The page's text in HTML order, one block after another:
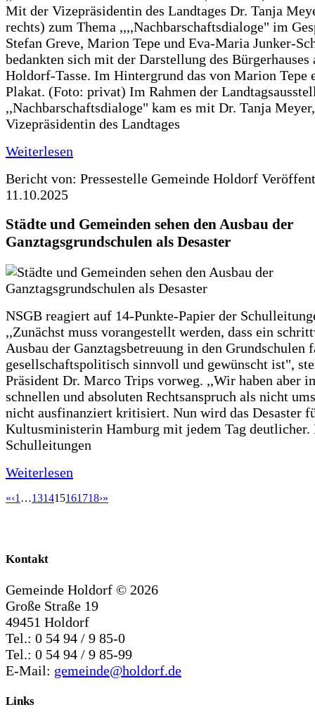
Mit der Vizepräsidentin des Landtages Dr. Tanja
rechts) zum Thema ,,,,Nachbarschaftsdialoge" im
Stefan Greve, Marion Tepe und Eva-Maria Junker-
bedankten sich mit der Darstellung des Bürgerhauses
Holdorf-Tasse. Im Hintergrund das von Marion Tepe
Plakat. (Foto: privat) Im Rahmen der
,,Nachbarschaftsdialoge" kam es mit Dr. Tanja Meyer,
Vizepräsidentin des Landtages
Weiterlesen
Bericht von: Pressestelle Gemeinde Holdorf
11.10.2025
Städte und Gemeinden sehen den Ausbau der
Ganztagsgrundschulen als Desaster
NSGB reagiert auf 14-Punkte-Papier der
,,Zunächst muss vorangestellt werden, dass ein
Ausbau der Ganztagsbetreuung in den Grundschulen
gesellschaftspolitisch sinnvoll und gewünscht ist",
Präsident Dr. Marco Trips vorweg. ,,Wir haben aber
schnellen und absoluten Rechtsanspruch als nicht
nicht ausfinanziert kritisiert. Nun wird das Desaster
Kultusministerin Hamburg mit jedem Tag deutlicher.
Schulleitungen
Weiterlesen
«‹1 …131415161718›»
Kontakt
Gemeinde Holdorf © 2026
Große Straße 19
49451 Holdorf
Tel.: 0 54 94 / 9 85-0
Tel.: 0 54 94 / 9 85-99
E-Mail: gemeinde@holdorf.de
Links